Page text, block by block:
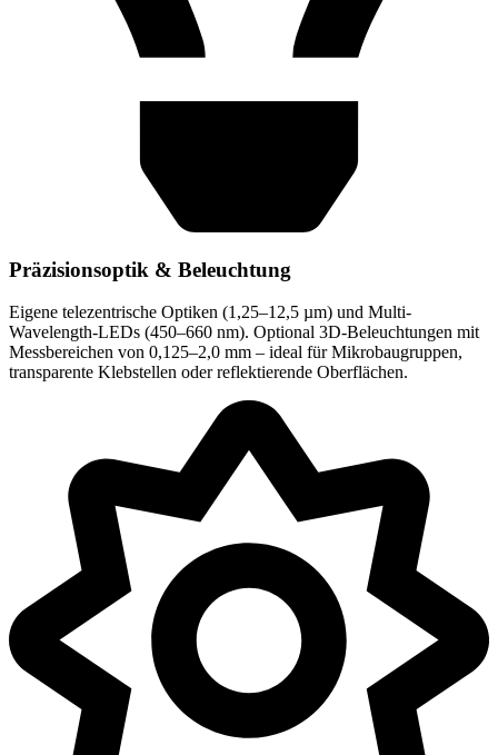
Präzisionsoptik & Beleuchtung
Eigene telezentrische Optiken (1,25–12,5 µm) und Multi-
Wavelength-LEDs (450–660 nm). Optional 3D-Beleuchtungen mit
Messbereichen von 0,125–2,0 mm – ideal für Mikrobaugruppen,
transparente Klebstellen oder reflektierende Oberflächen.